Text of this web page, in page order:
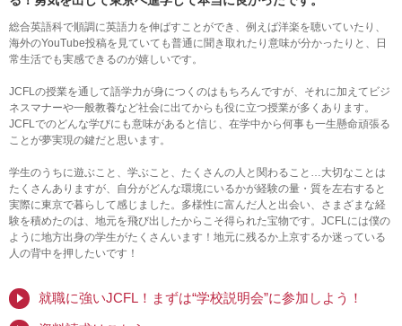
総合英語科で順調に英語力を伸ばすことができ、例えば洋楽を聴いていたり、
海外のYouTube投稿を見ていても普通に聞き取れたり意味が分かったりと、日
常生活でも実感できるのが嬉しいです。
JCFLの授業を通して語学力が身につくのはもちろんですが、それに加えてビジ
ネスマナーや一般教養など社会に出てからも役に立つ授業が多くあります。
JCFLでのどんな学びにも意味があると信じ、在学中から何事も一生懸命頑張る
ことが夢実現の鍵だと思います。
学生のうちに遊ぶこと、学ぶこと、たくさんの人と関わること…大切なことは
たくさんありますが、自分がどんな環境にいるかが経験の量・質を左右すると
実際に東京で暮らして感じました。多様性に富んだ人と出会い、さまざまな経
験を積めたのは、地元を飛び出したからこそ得られた宝物です。JCFLには僕の
ように地方出身の学生がたくさんいます！地元に残るか上京するか迷っている
人の背中を押したいです！
就職に強いJCFL！まずは“学校説明会”に参加しよう！